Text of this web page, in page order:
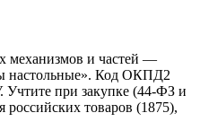
механизмов и частей —
настольные». Код ОКПД2
Учтите при закупке (44-ФЗ и
товаров (1875),